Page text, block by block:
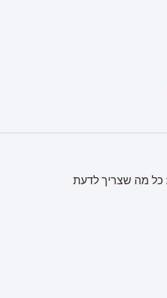
כל מה שצריך לדעת